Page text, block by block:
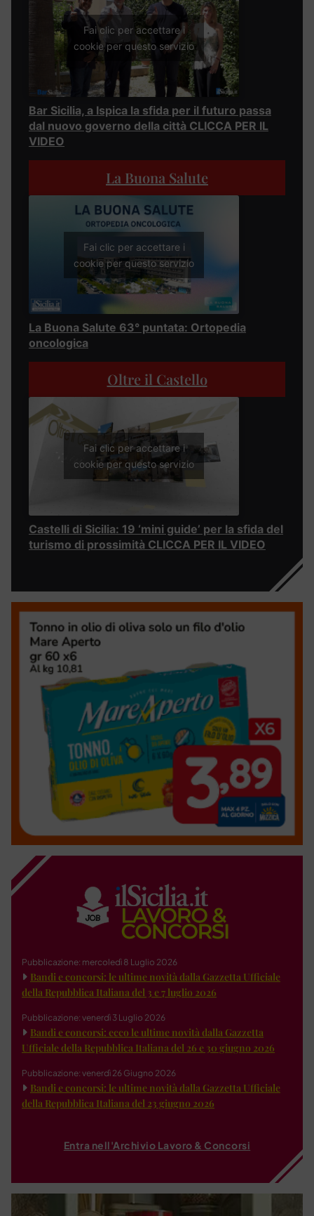
Fai clic per accettare i
cookie per questo servizio
Bar Sicilia, a Ispica la sfida per il futuro passa
dal nuovo governo della città CLICCA PER IL
VIDEO
La Buona Salute
Fai clic per accettare i
cookie per questo servizio
La Buona Salute 63° puntata: Ortopedia
oncologica
Oltre il Castello
Fai clic per accettare i
cookie per questo servizio
Castelli di Sicilia: 19 ‘mini guide’ per la sfida del
turismo di prossimità CLICCA PER IL VIDEO
Pubblicazione: mercoledì 8 Luglio 2026
Bandi e concorsi: le ultime novità dalla Gazzetta Ufficiale
della Repubblica Italiana del 3 e 7 luglio 2026
Pubblicazione: venerdì 3 Luglio 2026
Bandi e concorsi: ecco le ultime novità dalla Gazzetta
Ufficiale della Repubblica Italiana del 26 e 30 giugno 2026
Pubblicazione: venerdì 26 Giugno 2026
Bandi e concorsi: le ultime novità dalla Gazzetta Ufficiale
della Repubblica Italiana del 23 giugno 2026
Entra nell'Archivio Lavoro & Concorsi